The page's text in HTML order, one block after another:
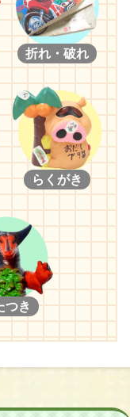
折れ・破れ
らくがき
つき